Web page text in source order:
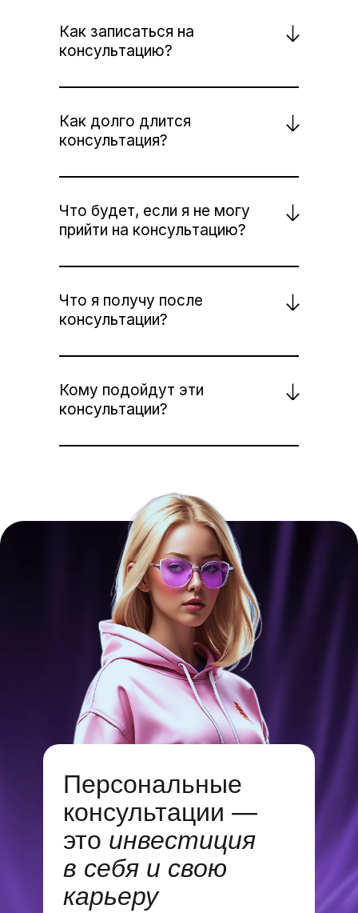
Как записаться на
консультацию?
Как долго длится
консультация?
Что будет, если я не могу
прийти на консультацию?
Что я получу после
консультации?
Кому подойдут эти
консультации?
Персональные
консультации —
это инвестиция
в себя и свою
карьеру